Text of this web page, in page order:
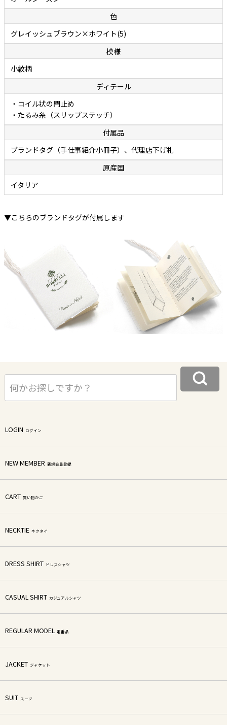
色
グレイッシュブラウン×ホワイト(5)
模様
小紋柄
ディテール
・コイル状の閂止め
・たるみ糸（スリップステッチ）
付属品
ブランドタグ（手仕事紹介小冊子）、代理店下げ札
原産国
イタリア
▼こちらのブランドタグが付属します
LOGIN ログイン
NEW MEMBER 新規会員登録
CART 買い物かご
NECKTIE ネクタイ
DRESS SHIRT ドレスシャツ
CASUAL SHIRT カジュアルシャツ
REGULAR MODEL 定番品
JACKET ジャケット
SUIT スーツ